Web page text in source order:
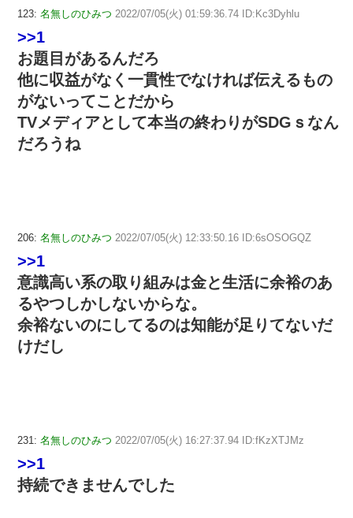
123: 名無しのひみつ 2022/07/05(火) 01:59:36.74 ID:Kc3Dyhlu
>>1
お題目があるんだろ
他に収益がなく一貫性でなければ伝えるもの
がないってことだから
TVメディアとして本当の終わりがSDGｓなん
だろうね
206: 名無しのひみつ 2022/07/05(火) 12:33:50.16 ID:6sOSOGQZ
>>1
意識高い系の取り組みは金と生活に余裕のあ
るやつしかしないからな。
余裕ないのにしてるのは知能が足りてないだ
けだし
231: 名無しのひみつ 2022/07/05(火) 16:27:37.94 ID:fKzXTJMz
>>1
持続できませんでした